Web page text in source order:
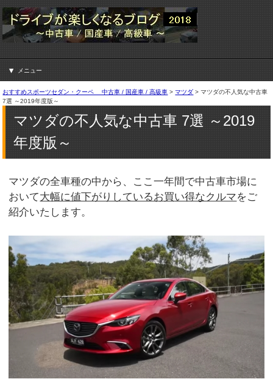
メニュー
おすすめスポーツセダン・クーペ 中古車 / 国産車 / 高級車 >マツダ >マツダの不人気な中古車
7選 ～2019年度版～
マツダの不人気な中古車 7選 ～2019
年度版～
マツダの全車種の中から、ここ一年間で中古車市場に
おいて大幅に値下がりしているお買い得なクルマをご
紹介いたします。